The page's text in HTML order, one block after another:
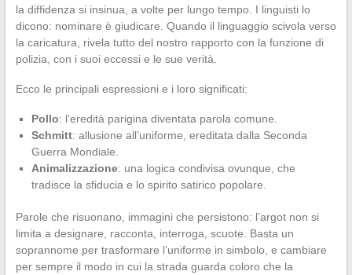
la diffidenza si insinua, a volte per lungo tempo. I linguisti lo
dicono: nominare è giudicare. Quando il linguaggio scivola verso
la caricatura, rivela tutto del nostro rapporto con la funzione di
polizia, con i suoi eccessi e le sue verità.
Ecco le principali espressioni e i loro significati:
Pollo: l’eredità parigina diventata parola comune.
Schmitt: allusione all’uniforme, ereditata dalla Seconda
Guerra Mondiale.
Animalizzazione: una logica condivisa ovunque, che
tradisce la sfiducia e lo spirito satirico popolare.
Parole che risuonano, immagini che persistono: l’argot non si
limita a designare, racconta, interroga, scuote. Basta un
soprannome per trasformare l’uniforme in simbolo, e cambiare
per sempre il modo in cui la strada guarda coloro che la